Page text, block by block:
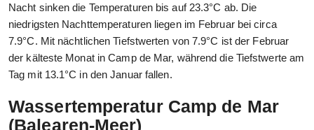
Nacht sinken die Temperaturen bis auf 23.3°C ab. Die
niedrigsten Nachttemperaturen liegen im Februar bei circa
7.9°C. Mit nächtlichen Tiefstwerten von 7.9°C ist der Februar
der kälteste Monat in Camp de Mar, während die Tiefstwerte am
Tag mit 13.1°C in den Januar fallen.
Wassertemperatur Camp de Mar
(Balearen-Meer)